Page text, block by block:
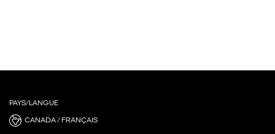
PAYS/LANGUE
CANADA / FRANÇAIS